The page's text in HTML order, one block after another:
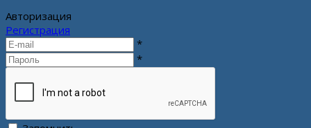
Авторизация
Регистрация
*
*